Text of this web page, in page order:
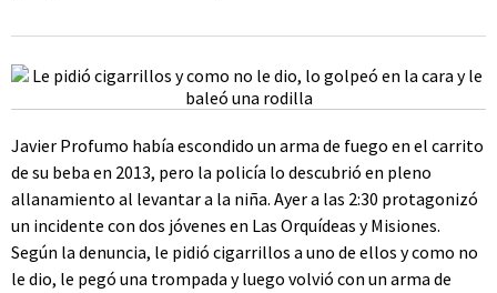
Javier Profumo había escondido un arma de fuego en el carrito
de su beba en 2013, pero la policía lo descubrió en pleno
allanamiento al levantar a la niña. Ayer a las 2:30 protagonizó
un incidente con dos jóvenes en Las Orquídeas y Misiones.
Según la denuncia, le pidió cigarrillos a uno de ellos y como no
le dio, le pegó una trompada y luego volvió con un arma de